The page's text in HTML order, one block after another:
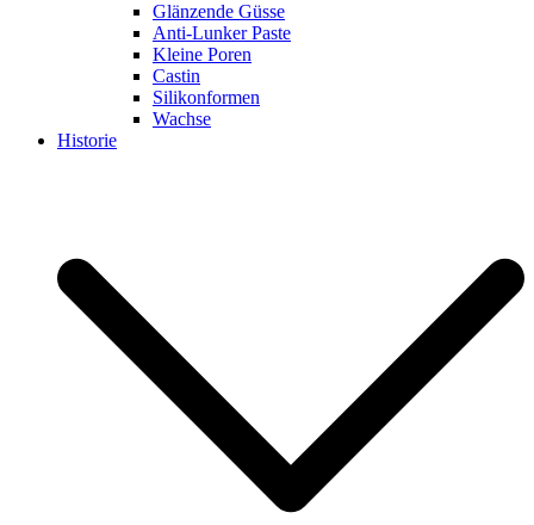
Glänzende Güsse
Anti-Lunker Paste
Kleine Poren
Castin
Silikonformen
Wachse
Historie